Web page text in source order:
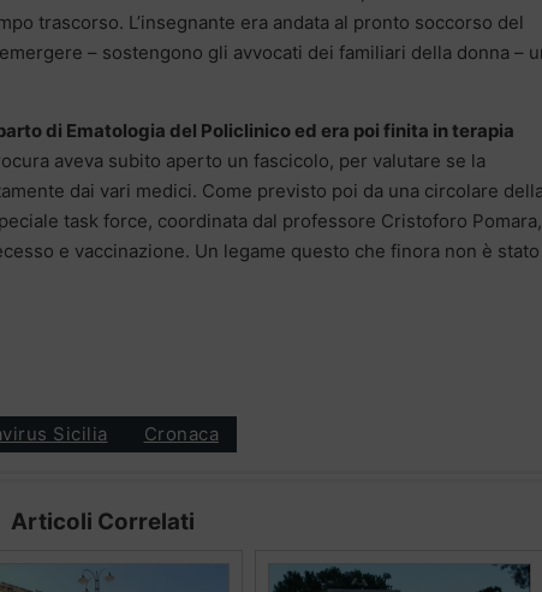
trascorso. L’insegnante era andata al pronto soccorso del
– sostengono gli avvocati dei familiari della donna –
di Ematologia del Policlinico ed era poi finita in terapia
aveva subito aperto un fascicolo, per valutare se la
dai vari medici. Come previsto poi da una circolare della
task force, coordinata dal professore Cristoforo Pomara,
e vaccinazione. Un legame questo che finora non è stato
Sicilia Cronaca
Articoli Correlati